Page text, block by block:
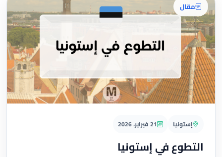
مقال
إستونيا 21 فبراير، 2026
التطوع في إستونيا